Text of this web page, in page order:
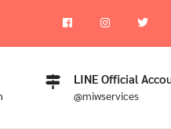
LINE Official
@miwservices